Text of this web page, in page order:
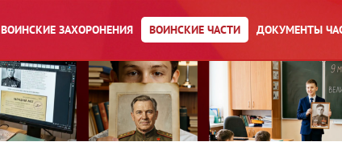
ВОИНСКИЕ ЗАХОРОНЕНИЯ ВОИНСКИЕ ЧАСТИ ДОКУМЕНТЫ